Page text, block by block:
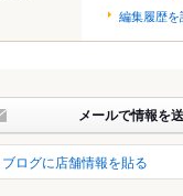
編集履歴
メールで情報を
ブログに店舗情報を貼る